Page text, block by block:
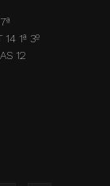
1ª 3º
12